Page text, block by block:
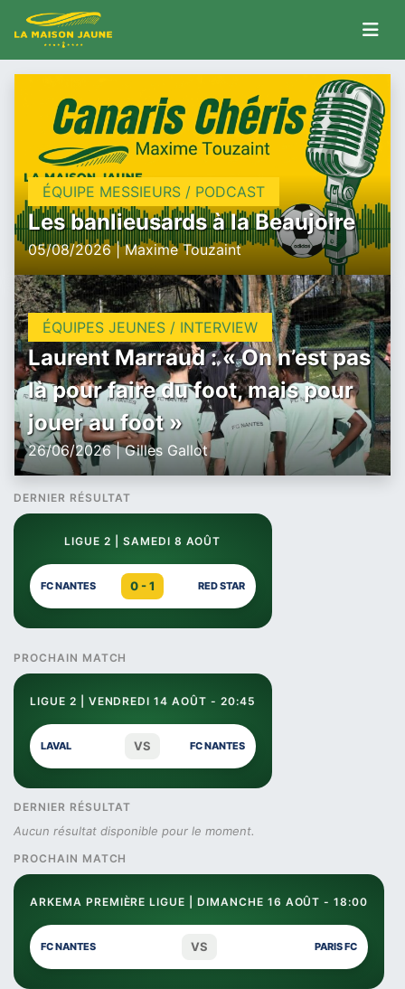
ÉQUIPE MESSIEURS / PODCAST
Les banlieusards à la Beaujoire
05/08/2026 | Maxime Touzaint
ÉQUIPES JEUNES / INTERVIEW
Laurent Marraud : « On n’est pas
là pour faire du foot, mais pour
jouer au foot »
26/06/2026 | Gilles Gallot
DERNIER RÉSULTAT
LIGUE 2 | SAMEDI 8 AOÛT
FC NANTES 0 - 1 RED STAR
PROCHAIN MATCH
LIGUE 2 | VENDREDI 14 AOÛT - 20:45
LAVAL VS FC NANTES
DERNIER RÉSULTAT
Aucun résultat disponible pour le moment.
PROCHAIN MATCH
ARKEMA PREMIÈRE LIGUE | DIMANCHE 16 AOÛT - 18:00
FC NANTES VS PARIS FC